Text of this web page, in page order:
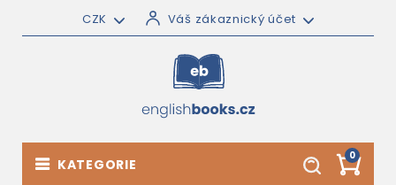
CZK Váš zákaznický účet
0
KATEGORIE